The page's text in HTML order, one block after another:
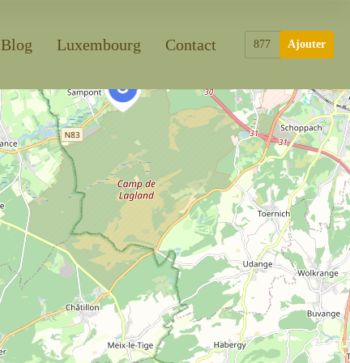
Blog Luxembourg Contact 877 Ajouter